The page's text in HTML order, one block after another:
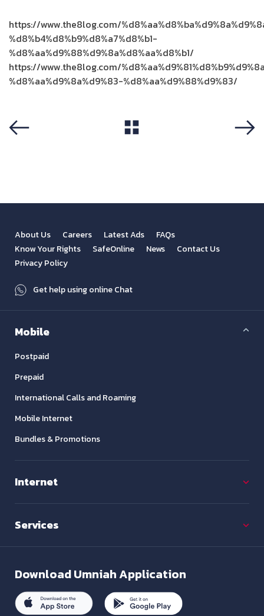
https://www.the8log.com/
%d8%b4%d8%b9%d8%a7%d8%b1-
%d8%aa%d9%88%d9%8a%d8%aa%d8%b1/
https://www.the8log.com/
%d8%aa%d9%8a%d9%83-%d8%aa%d9%88%d9%83/
About Us Careers Latest Ads
FAQs
Know Your Rights
SafeOnline News
Contact Us
Privacy Policy
Get help using online Chat
Mobile
Postpaid
Prepaid
International Calls and Roaming
Mobile Internet
Bundles & Promotions
Internet
Services
DownloadUmniah Application